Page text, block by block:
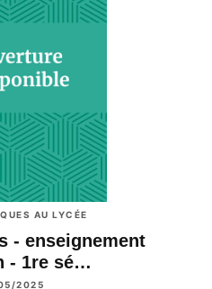
AU LYCÉE
- enseignement
- 1re sé…
2025